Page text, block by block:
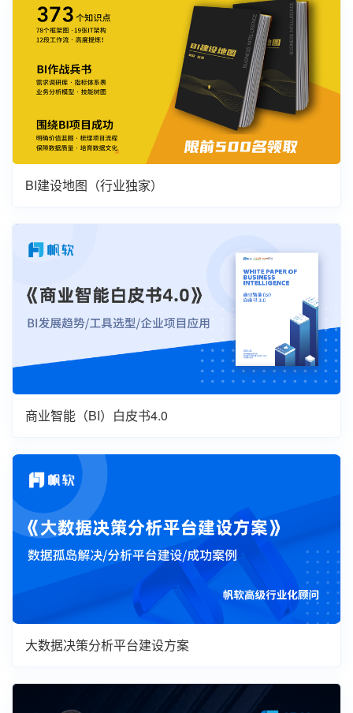
BI建设地图（行业独家）
商业智能（BI）白皮书4.0
大数据决策分析平台建设方案